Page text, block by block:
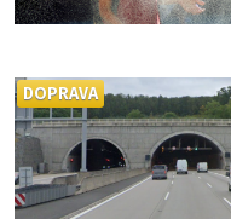
DOPRAVA